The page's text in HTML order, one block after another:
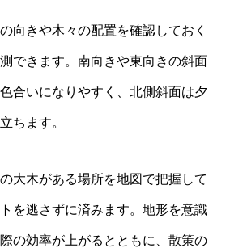
向きや木々の配置を確認しておく
できます。南向きや東向きの斜面
合いになりやすく、北側斜面は夕
ちます。
大木がある場所を地図で把握して
を逃さずに済みます。地形を意識
の効率が上がるとともに、散策の